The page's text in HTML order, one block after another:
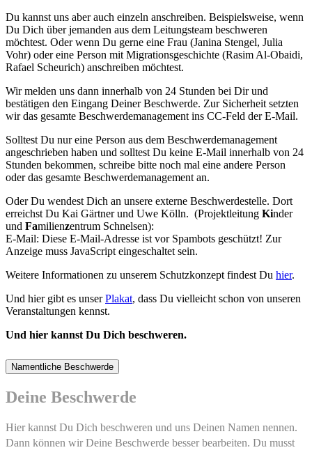
Du kannst uns aber auch einzeln anschreiben. Beispielsweise, wenn
Du Dich über jemanden aus dem Leitungsteam beschweren
möchtest. Oder wenn Du gerne eine Frau (Janina Stengel, Julia
Vohr) oder eine Person mit Migrationsgeschichte (Rasim Al-Obaidi,
Rafael Scheurich) anschreiben möchtest.
Wir melden uns dann innerhalb von 24 Stunden bei Dir und
bestätigen den Eingang Deiner Beschwerde. Zur Sicherheit setzten
wir das gesamte Beschwerdemanagement ins CC-Feld der E-Mail.
Solltest Du nur eine Person aus dem Beschwerdemanagement
angeschrieben haben und solltest Du keine E-Mail innerhalb von 24
Stunden bekommen, schreibe bitte noch mal eine andere Person
oder das gesamte Beschwerdemanagement an.
Oder Du wendest Dich an unsere externe Beschwerdestelle. Dort
erreichst Du Kai Gärtner und Uwe Kölln. (Projektleitung Kinder
und Familienzentrum Schnelsen):
E-Mail: Diese E-Mail-Adresse ist vor Spambots geschützt! Zur
Anzeige muss JavaScript eingeschaltet sein.
Weitere Informationen zu unserem Schutzkonzept findest Du hier.
Und hier gibt es unserPlakat, dass Du vielleicht schon von unseren
Veranstaltungen kennst.
Und hier kannst Du Dich beschweren.
Namentliche Beschwerde
Deine Beschwerde
Hier kannst Du Dich beschweren und uns Deinen Namen nennen.
Dann können wir Deine Beschwerde besser bearbeiten. Du musst